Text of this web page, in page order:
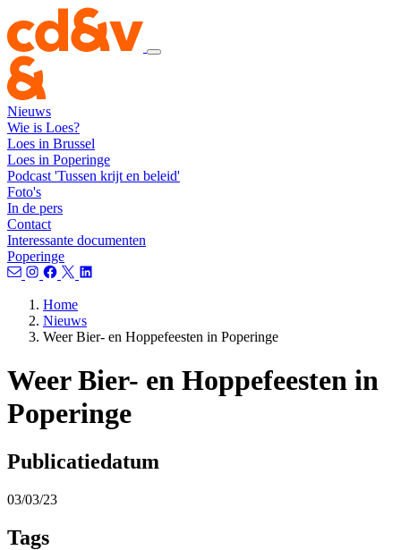
Nieuws
Wie is Loes?
Loes in Brussel
Loes in Poperinge
Podcast 'Tussen krijt en beleid'
Foto's
In de pers
Contact
Interessante documenten
Poperinge
Home
Nieuws
Weer Bier- en Hoppefeesten in Poperinge
Weer Bier- en Hoppefeesten in
Poperinge
Publicatiedatum
03/03/23
Tags